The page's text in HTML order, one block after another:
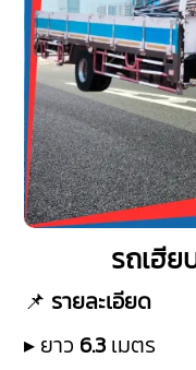
รถเฮีย
📌 รายละเอียด
▸ ยาว 6.3 เมตร